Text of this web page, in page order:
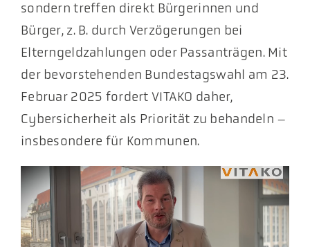
sondern treffen direkt Bürgerinnen und
Bürger, z. B. durch Verzögerungen bei
Elterngeldzahlungen oder Passanträgen. Mit
der bevorstehenden Bundestagswahl am 23.
Februar 2025 fordert VITAKO daher,
Cybersicherheit als Priorität zu behandeln –
insbesondere für Kommunen.